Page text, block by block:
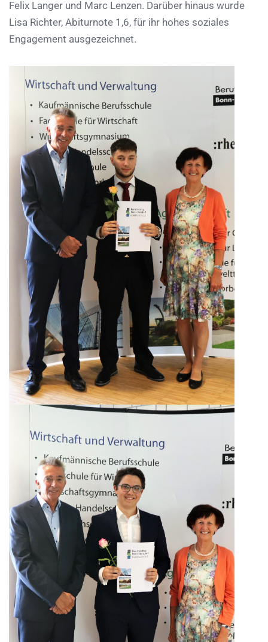
Felix Langer und Marc Lenzen. Darüber hinaus wurde
Lisa Richter, Abiturnote 1,6, für ihr hohes soziales
Engagement ausgezeichnet.